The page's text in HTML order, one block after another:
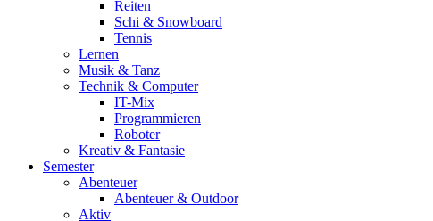
Reiten
Schi & Snowboard
Tennis
Lernen
Musik & Tanz
Technik & Computer
IT-Mix
Programmieren
Roboter
Kreativ & Fantasie
Semester
Abenteuer
Abenteuer & Outdoor
Aktiv